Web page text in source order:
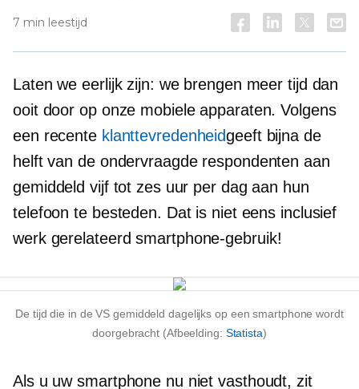
7 min leestijd
Laten we eerlijk zijn: we brengen meer tijd dan
ooit door op onze mobiele apparaten. Volgens
een recente klanttevredenheidgeeft bijna de
helft van de ondervraagde respondenten aan
gemiddeld vijf tot zes uur per dag aan hun
telefoon te besteden. Dat is niet eens inclusief
werk gerelateerd smartphone-gebruik!
De tijd die in de VS gemiddeld dagelijks op een smartphone wordt
doorgebracht (Afbeelding: Statista)
Als u uw smartphone nu niet vasthoudt, zit